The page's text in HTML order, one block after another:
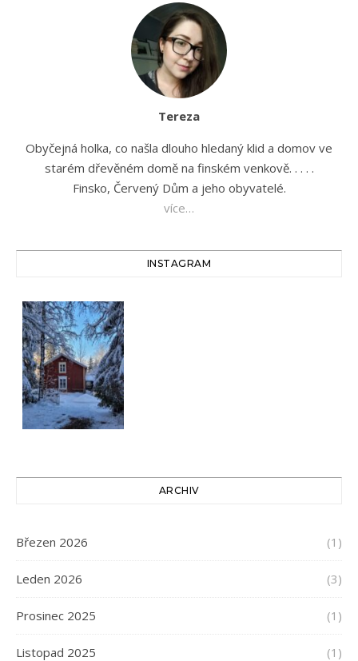
Tereza
Obyčejná holka, co našla dlouho hledaný klid a domov ve
starém dřevěném domě na finském venkově. . . . .
Finsko, Červený Dům a jeho obyvatelé.
více…
INSTAGRAM
ARCHIV
Březen 2026 (1)
Leden 2026 (3)
Prosinec 2025 (1)
Listopad 2025 (1)